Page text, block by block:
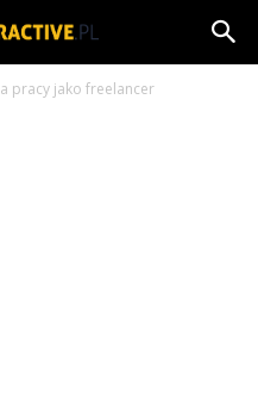
pracy jako freelancer